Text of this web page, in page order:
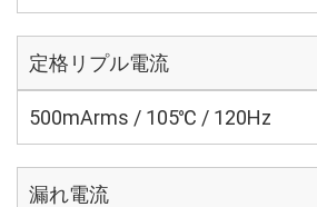
定格リプル電流
500mArms / 105℃ / 120Hz
漏れ電流